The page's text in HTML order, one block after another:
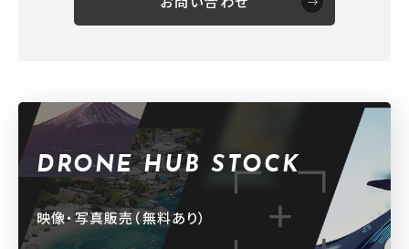
DRONE HUB STOCK
映像・写真販売（無料あり）